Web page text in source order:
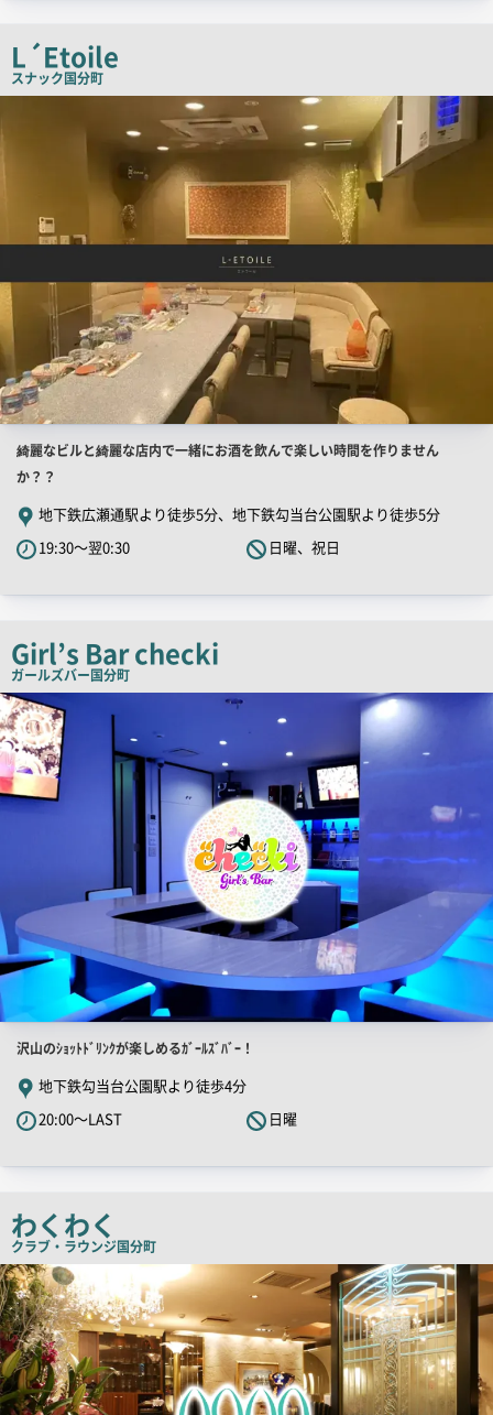
コ
ピ
L´Etoile
スナック国分町
店
PR
店
舗
PR
キ
ャ
ピ
ー
綺麗なビルと綺麗な店内で一緒にお酒を飲んで楽しい時間を作りません
か？？
地下鉄広瀬通駅より徒歩5分、地下鉄勾当台公園駅より徒歩5分
19:30～翌0:30
日曜、祝日
Girl’s Bar checki
ガールズバー国分町
店
舗
PR
画
像
店
舗
PR
キ
コ
ピ
ー
沢山のｼｮｯﾄﾄﾞﾘﾝｸが楽しめるｶﾞｰﾙｽﾞﾊﾞｰ！
地下鉄勾当台公園駅より徒歩4分
20:00～LAST
日曜
わくわく
クラブ・ラウンジ国分町
店
舗
PR
画
像